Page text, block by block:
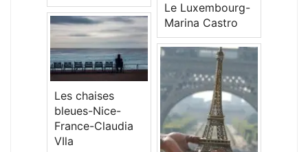
Le Luxembourg-
Marina Castro
Les chaises
bleues-Nice-
France-Claudia
VIla